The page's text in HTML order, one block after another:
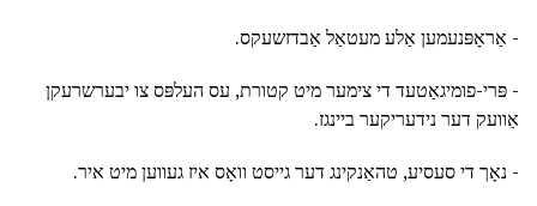
- אַראָפּנעמען אַלע מעטאַל אַבדזשעקס.
- פּרי-פומיגאַטעד די צימער מיט קטורת, עס העלפּס צו יבערשרעקן
אַוועק דער נידעריקער ביינגז.
- נאָך די סעסיע, טהאַנקינג דער גייסט וואָס איז געווען מיט איר.